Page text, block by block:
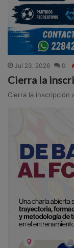
Jul 23, 2026 0
Cierra la
Cierra la inscripción